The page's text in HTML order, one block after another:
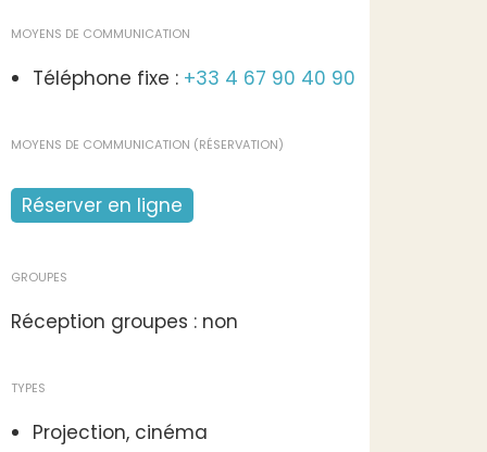
MOYENS DE COMMUNICATION
Téléphone fixe : +33 4 67 90 40 90
MOYENS DE COMMUNICATION (RÉSERVATION)
Réserver en ligne
GROUPES
Réception groupes : non
TYPES
Projection, cinéma